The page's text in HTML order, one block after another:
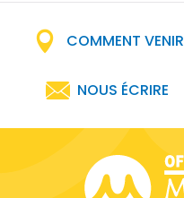
COMMENT VENIR
NOUS ÉCRIRE